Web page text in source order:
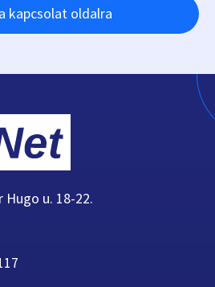
kapcsolat oldalra
Hugo u. 18-22.